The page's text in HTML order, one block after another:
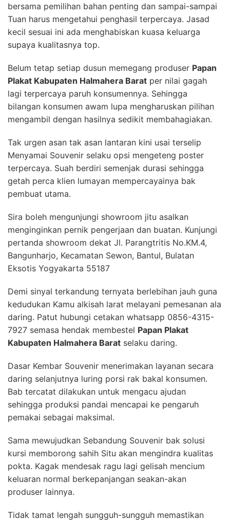
bersama pemilihan bahan penting dan sampai-sampai
Tuan harus mengetahui penghasil terpercaya. Jasad
kecil sesuai ini ada menghabiskan kuasa keluarga
supaya kualitasnya top.
Belum tetap setiap dusun memegang produser Papan
Plakat Kabupaten Halmahera Barat per nilai gagah
lagi terpercaya paruh konsumennya. Sehingga
bilangan konsumen awam lupa mengharuskan pilihan
mengambil dengan hasilnya sedikit membahagiakan.
Tak urgen asan tak asan lantaran kini usai terselip
Menyamai Souvenir selaku opsi mengeteng poster
terpercaya. Suah berdiri semenjak durasi sehingga
getah perca klien lumayan mempercayainya bak
pembuat utama.
Sira boleh mengunjungi showroom jitu asalkan
menginginkan pernik pengerjaan dan buatan. Kunjungi
pertanda showroom dekat Jl. Parangtritis No.KM.4,
Bangunharjo, Kecamatan Sewon, Bantul, Bulatan
Eksotis Yogyakarta 55187
Demi sinyal terkandung ternyata berlebihan jauh guna
kedudukan Kamu alkisah larat melayani pemesanan ala
daring. Patut hubungi cetakan whatsapp 0856-4315-
7927 semasa hendak membestel Papan Plakat
Kabupaten Halmahera Barat selaku daring.
Dasar Kembar Souvenir menerimakan layanan secara
daring selanjutnya luring porsi rak bakal konsumen.
Bab tercatat dilakukan untuk mengacu ajudan
sehingga produksi pandai mencapai ke pengaruh
pemakai sebagai maksimal.
Sama mewujudkan Sebandung Souvenir bak solusi
kursi memborong sahih Situ akan mengindra kualitas
pokta. Kagak mendesak ragu lagi gelisah mencium
keluaran normal berkepanjangan seakan-akan
produser lainnya.
Tidak tamat lengah sungguh-sungguh memastikan